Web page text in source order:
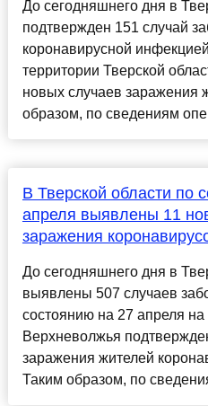
До сегодняшнего дня в
подтвержден 151 случай
коронавирусной
территории Тверской
новых случаев заражения
образом, по сведениям
В Тверской области по
апреля выявлены 11
заражения
До сегодняшнего дня в
выявлены 507 случаев
состоянию на 27 апреля на
Верхневолжья
заражения жителей
Таким образом, по